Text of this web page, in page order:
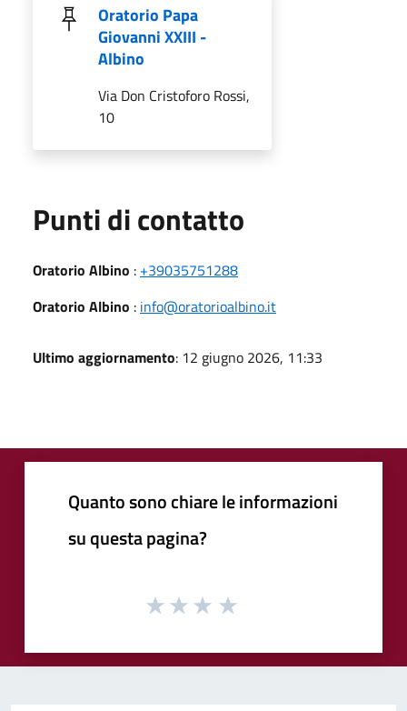
Oratorio Papa
Giovanni XXIII -
Albino
Via Don Cristoforo Rossi,
10
Punti di contatto
Oratorio Albino : +39035751288
Oratorio Albino : info@oratorioalbino.it
Ultimo aggiornamento: 12 giugno 2026, 11:33
Quanto sono chiare le informazioni
su questa pagina?